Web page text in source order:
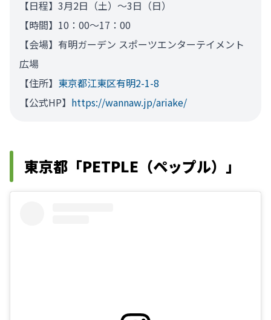
【日程】3月2日（土）～3日（日）
【時間】10：00～17：00
【会場】有明ガーデン スポーツエンターテイメント
広場
【住所】 東京都江東区有明2-1-8
【公式HP】 https://wannaw.jp/ariake/
東京都「PETPLE（ペップル）」